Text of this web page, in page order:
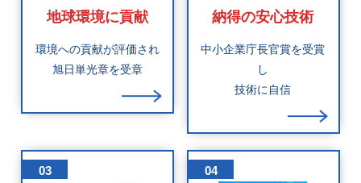
地球環境に貢献
環境への貢献が評価され
旭日単光章を受章
納得の安心技術
中小企業庁長官賞を受賞
し
技術に自信
03 04